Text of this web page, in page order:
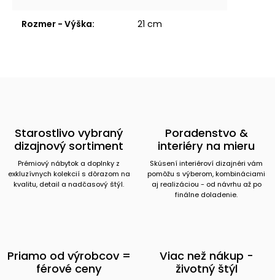
Rozmer - Výška: 21 cm
Starostlivo vybraný
dizajnový sortiment
Prémiový nábytok a doplnky z
exkluzívnych kolekcií s dôrazom na
kvalitu, detail a nadčasový štýl.
Poradenstvo &
interiéry na mieru
Skúsení interiéroví dizajnéri vám
pomôžu s výberom, kombináciami
aj realizáciou - od návrhu až po
finálne doladenie.
Priamo od výrobcov =
férové ceny
Viac než nákup -
životný štýl